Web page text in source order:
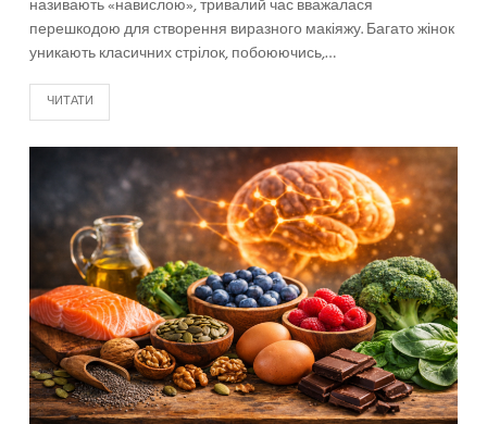
називають «навислою», тривалий час вважалася
перешкодою для створення виразного макіяжу. Багато жінок
уникають класичних стрілок, побоюючись,…
ЧИТАТИ